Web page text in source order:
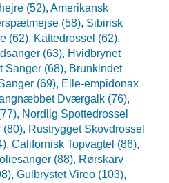
(52), Amerikansk
(58), Sibirisk
(62), Kattedrossel (62),
Ildsanger (63), Hvidbrynet
Sanger (68), Brunkindet
(69), Elle-empidonax
Dværgalk (76),
Nordlig Spottedrossel
(80), Rustrygget Skovdrossel
Californisk Topvagtel (86),
(88), Rørskarv
Gulbrystet Vireo (103),